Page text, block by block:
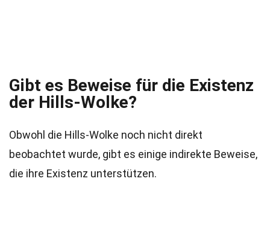
Gibt es Beweise für die Existenz
der Hills-Wolke?
Obwohl die Hills-Wolke noch nicht direkt
beobachtet wurde, gibt es einige indirekte Beweise,
die ihre Existenz unterstützen.